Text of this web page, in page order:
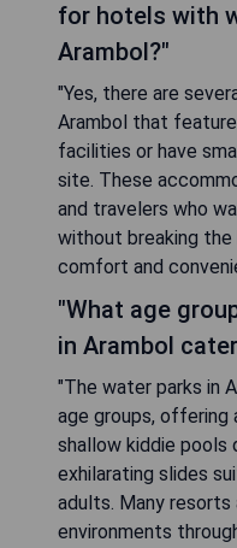
for hotels with
Arambol?"
"Yes, there are
Arambol that
facilities or have
site. These
and travelers who
without breaking the
comfort and
"What age
in Arambol
"The water parks in
age groups,
shallow kiddie
exhilarating slides
adults. Many resorts
environments